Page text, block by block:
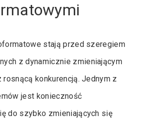
stają przed szeregiem
z dynamicznie zmieniającym
rosnącą konkurencją. Jednym z
jest konieczność
do szybko zmieniających się